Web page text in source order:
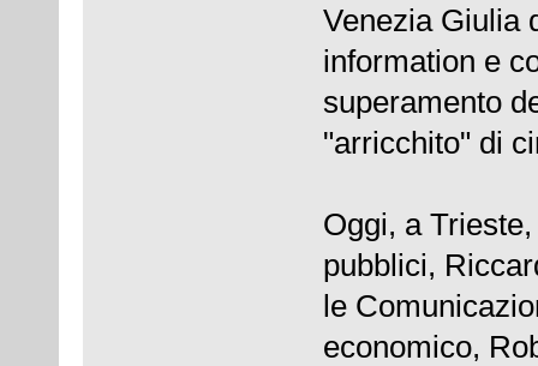
Venezia Giulia
information e
superamento
"arricchito" di
Oggi, a
pubblici,
le
economico,